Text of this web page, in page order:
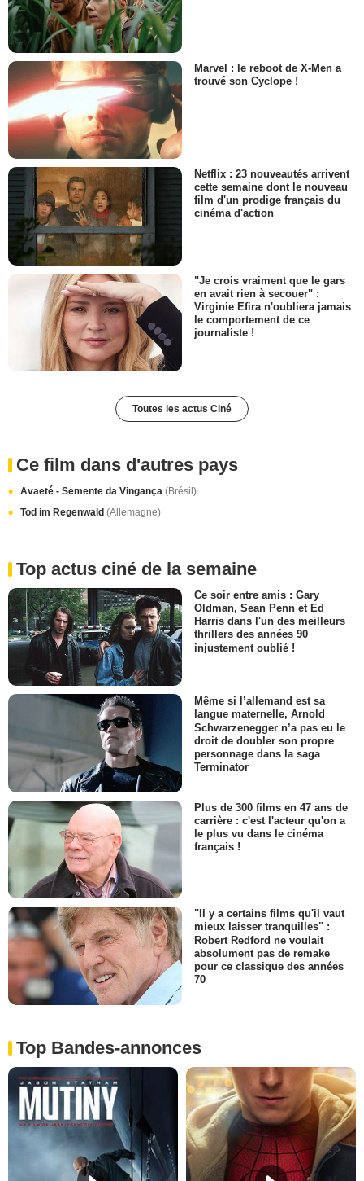
Marvel : le reboot de X-Men a
trouvé son Cyclope !
Netflix : 23 nouveautés arrivent
cette semaine dont le nouveau
film d'un prodige français du
cinéma d'action
"Je crois vraiment que le gars
en avait rien à secouer" :
Virginie Efira n'oubliera jamais
le comportement de ce
journaliste !
Toutes les actus Ciné
Ce film dans d'autres pays
Avaeté - Semente da Vingança (Brésil)
Tod im Regenwald (Allemagne)
Top actus ciné de la semaine
Ce soir entre amis : Gary
Oldman, Sean Penn et Ed
Harris dans l'un des meilleurs
thrillers des années 90
injustement oublié !
Même si l’allemand est sa
langue maternelle, Arnold
Schwarzenegger n’a pas eu le
droit de doubler son propre
personnage dans la saga
Terminator
Plus de 300 films en 47 ans de
carrière : c'est l'acteur qu'on a
le plus vu dans le cinéma
français !
"Il y a certains films qu'il vaut
mieux laisser tranquilles" :
Robert Redford ne voulait
absolument pas de remake
pour ce classique des années
70
Top Bandes-annonces